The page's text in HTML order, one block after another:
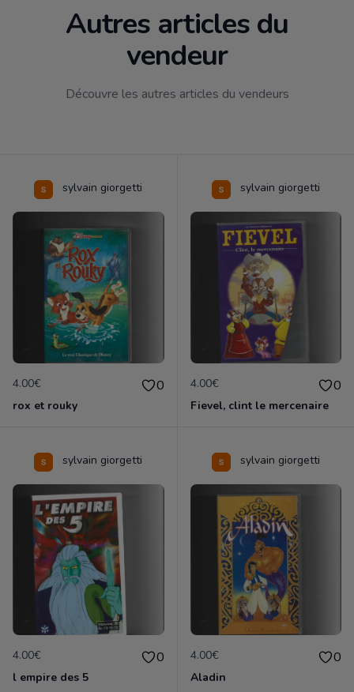
Autres articles du
vendeur
Découvre les autres articles du vendeurs
sylvain giorgetti
4.00€ 0
rox et rouky
sylvain giorgetti
4.00€ 0
Fievel, clint le mercenaire
sylvain giorgetti
4.00€ 0
l empire des 5
sylvain giorgetti
4.00€ 0
Aladin